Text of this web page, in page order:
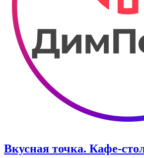
Вкусная точка. ​Кафе-